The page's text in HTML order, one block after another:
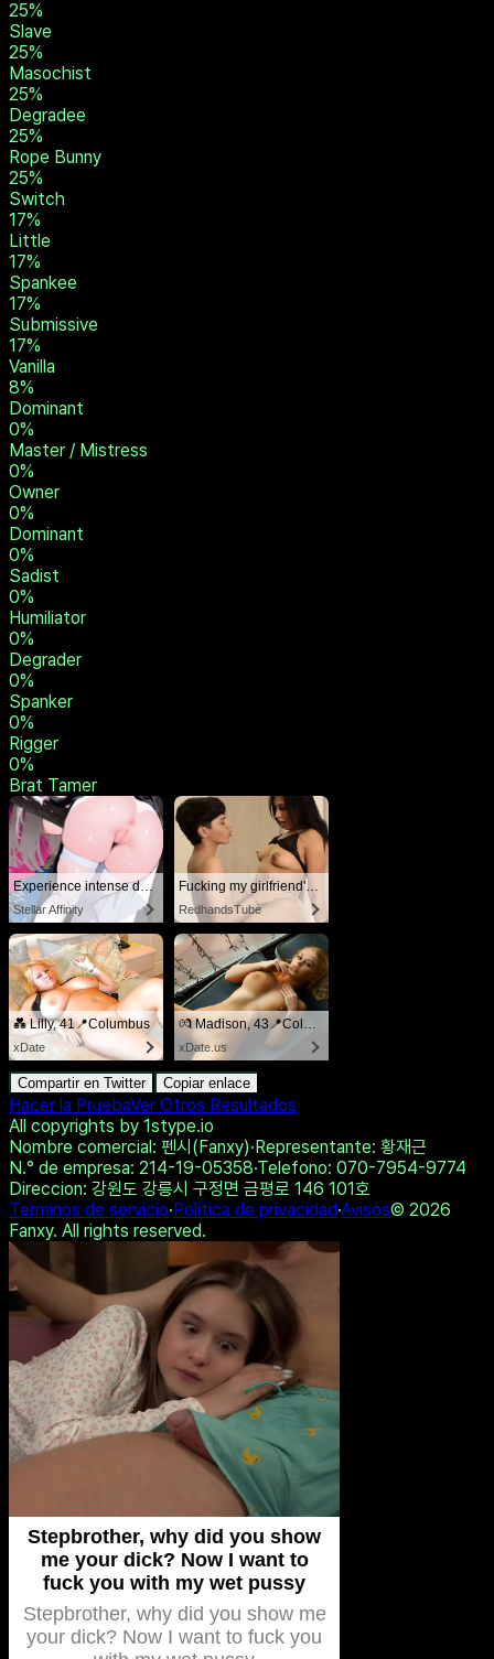
Prefiere el juego que involucra sometimiento físico brusco.
Análisis de personalidad de 루이
75%
Prey
33%
Pet
33%
Brat
25%
Slave
25%
Masochist
25%
Degradee
25%
Rope Bunny
25%
Switch
17%
Little
17%
Spankee
17%
Submissive
17%
Vanilla
8%
Dominant
0%
Master / Mistress
0%
Owner
0%
Dominant
0%
Sadist
0%
Humiliator
0%
Degrader
0%
Spanker
0%
Rigger
0%
Brat Tamer
Experience intense desire for girls anytime, anywhere.
Stellar Affinity
Fucking my girlfriend's hot mommy by mistake
RedhandsTube
💑 Lilly, 41📍Columbus
xDate
💏 Madison, 43📍Columbus
xDate.us
Compartir en Twitter
Hacer la Prueba
Ver Otros Resultados
All copyrights by 1stype.io
Nombre comercial: 펜시(Fanxy) ·Representante
N.° de empresa: 214-19-05358 Telefono
Direccion: 강원도 강릉시 구정면 금평로 146 101호
Terminos de servicio Politica de privacidad
Fanxy. All rights reserved.